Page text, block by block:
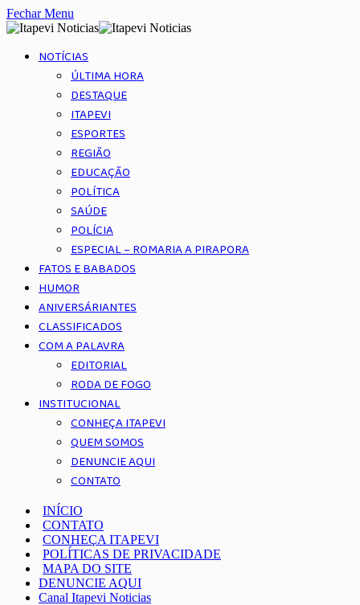
Fechar Menu
NOTÍCIAS
ÚLTIMA HORA
DESTAQUE
ITAPEVI
ESPORTES
REGIÃO
EDUCAÇÃO
POLÍTICA
SAÚDE
POLÍCIA
ESPECIAL – ROMARIA A PIRAPORA
FATOS E BABADOS
HUMOR
ANIVERSÁRIANTES
CLASSIFICADOS
COM A PALAVRA
EDITORIAL
RODA DE FOGO
INSTITUCIONAL
CONHEÇA ITAPEVI
QUEM SOMOS
DENUNCIE AQUI
CONTATO
INÍCIO
CONTATO
CONHEÇA ITAPEVI
POLÍTICAS DE PRIVACIDADE
MAPA DO SITE
DENUNCIE AQUI
Canal Itapevi Noticias